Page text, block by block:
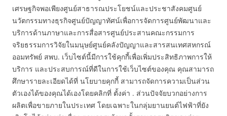
เศรษฐกิจพอเพียงศูนย์สาธารณประโยชน์และประชาสังคมศูนย์
นวัตกรรมทางธุรกิจศูนย์ปัญญาทัศน์เพื่อการจัดการศูนย์พัฒนาและ
บริการด้านภาษาและการสื่อสารศูนย์ประสานคณะกรรมการ
จริยธรรมการวิจัยในมนุษย์ศูนย์คลังปัญญาและสารสนเทศสหกรณ์
ออมทรัพย์ สพบ. เว็บไซต์นี้มีการใช้คุกกี้เพื่อเพิ่มประสิทธิภาพการให้
บริการ และประสบการณ์ที่ดีในการใช้เว็บไซต์ของคุณ คุณสามารถ
ศึกษารายละเอียดได้ที่ นโยบายคุกกี้ สามารถจัดการความเป็นส่วน
ตัวเองได้ของคุณได้เองโดยคลิกที่ ตั้งค่า . ส่วนปัจจัยบวกอย่างการ
ผลิตเพื่อขายภายในประเทศ โดยเฉพาะในกลุ่มยานยนต์ไฟฟ้าที่ยัง